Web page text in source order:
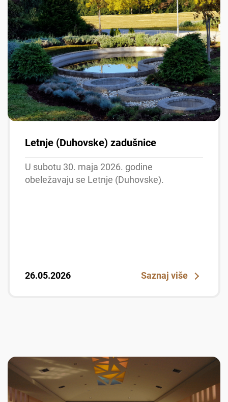
Letnje (Duhovske) zadušnice
U subotu 30. maja 2026. godine
obeležavaju se Letnje (Duhovske).
26.05.2026 Saznaj više